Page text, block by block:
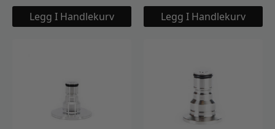
Legg I Handlekurv
Legg I Handlekurv